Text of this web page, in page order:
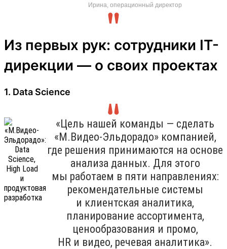
Ирина, операционный директор
Из первых рук: сотрудники IT-
дирекции — о своих проектах
1. Data Science
«Цель нашей команды — сделать
«М.Видео-Эльдорадо» компанией,
где решения принимаются на основе
анализа данных. Для этого
мы работаем в пяти направлениях:
рекомендательные системы
и клиентская аналитика,
планирование ассортимента,
ценообразования и промо,
HR и видео, речевая аналитика».